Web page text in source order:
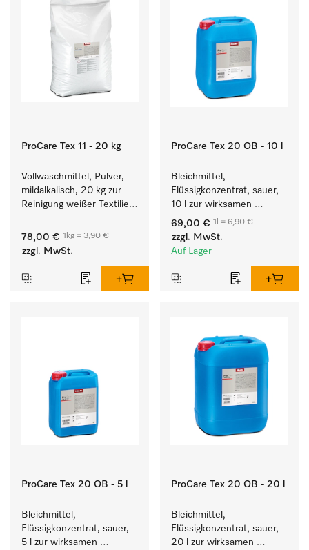
ProCare Tex 11 - 20 kg
Vollwaschmittel, Pulver,
mildalkalisch, 20 kg zur
Reinigung weißer Textilien
Buntwäsche.
78,00 € 1kg = 3,90 €
zzgl. MwSt.
ProCare Tex 20 OB - 10 l
Bleichmittel,
Flüssigkonzentrat, sauer,
10 l zur wirksamen
Entfernung von
hartnäckigen Flecken.
69,00 € 1l = 6,90 €
zzgl. MwSt.
Auf Lager
ProCare Tex 20 OB - 5 l
Bleichmittel,
Flüssigkonzentrat, sauer,
5 l zur wirksamen
ProCare Tex 20 OB - 20 l
Bleichmittel,
Flüssigkonzentrat, sauer,
20 l zur wirksamen